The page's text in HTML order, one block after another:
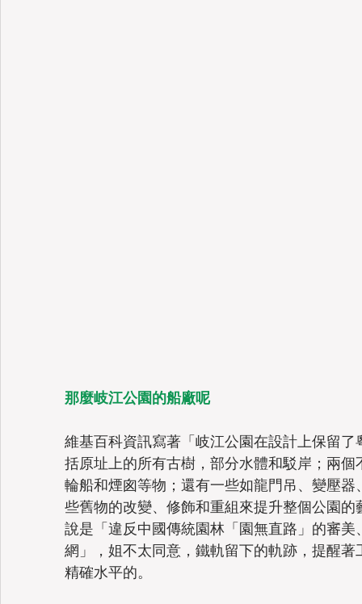
那麼岐江公園的船廠呢
維基百科資訊寫著「岐江公園在設計上保留
括原址上的所有古樹，部分水體和駁岸；兩
輪船和煙囪等物；還有一些如龍門吊、變壓
些舊物的改變、修飾和重組來提升整個公園
說是「違反中國傳統園林「園無直路」的審
網」，姐不太同意，鐵軌留下的軌跡，提醒
精確水平的。